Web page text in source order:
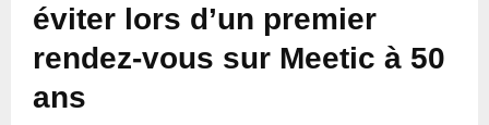
éviter lors d’un premier
rendez-vous sur Meetic à 50
ans